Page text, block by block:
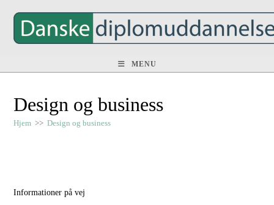
MENU
Design og business
Hjem >> Design og business
Informationer på vej